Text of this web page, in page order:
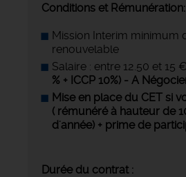
Conditions et Rémunération:
Mission Interim minimum
renouvelable
Salaire : entre 12.50 et 15
% + ICCP 10%) - A
Mise en place du CET si
( rémunéré à hauteur de
d'année) + prime de
Durée du contrat :